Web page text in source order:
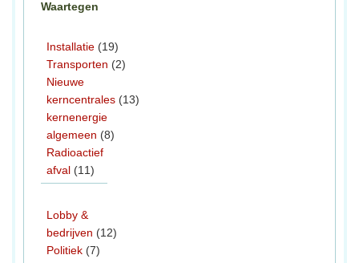
Waartegen
Installatie (19)
Transporten (2)
Nieuwe
kerncentrales (13)
kernenergie
algemeen (8)
Radioactief
afval (11)
Lobby &
bedrijven (12)
Politiek (7)